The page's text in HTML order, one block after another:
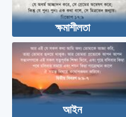
ক্ষমাশীলতা
আইন